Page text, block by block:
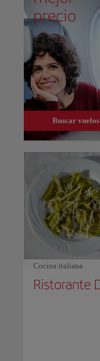
precio
Buscar vuelos
Cocina italiana